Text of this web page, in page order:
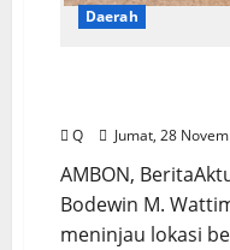
Daerah
Q Jumat, 28
AMBON,
Bodewin M.
meninjau lokasi